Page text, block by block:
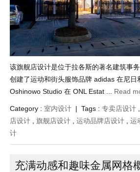
该旗舰店设计是位于拉各斯的著名建筑事
创建了运动和街头服饰品牌 adidas 在尼
Oshinowo Studio 在 ONL Estat ... Read
Category : 室内设计 | Tags : 专卖店设计
店设计
旗舰店设计 运动品牌店设计 运
计
充满动感和趣味金属网格